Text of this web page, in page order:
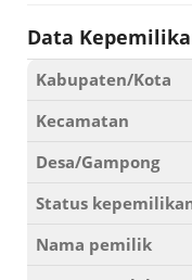
Data
Kabupaten/Kota
Kecamatan
Desa/Gampong
Status
Nama pemilik